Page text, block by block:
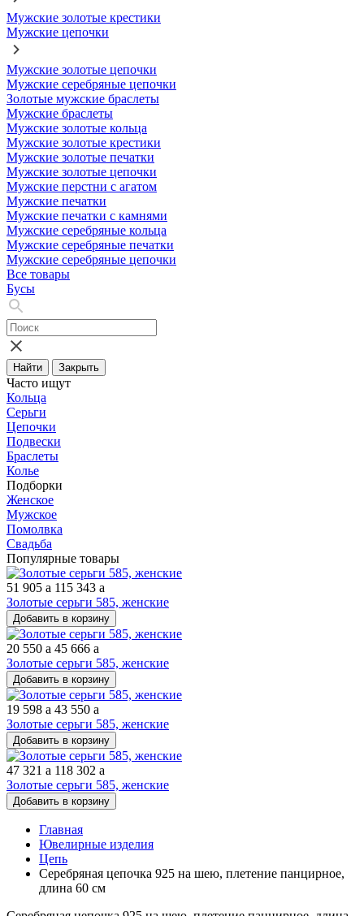
Мужские золотые крестики
Мужские цепочки
Мужские золотые цепочки
Мужские серебряные цепочки
Золотые мужские браслеты
Мужские браслеты
Мужские золотые кольца
Мужские золотые крестики
Мужские золотые печатки
Мужские золотые цепочки
Мужские перстни с агатом
Мужские печатки
Мужские печатки с камнями
Мужские серебряные кольца
Мужские серебряные печатки
Мужские серебряные цепочки
Все товары
Бусы
Найти Закрыть
Часто ищут
Кольца
Серьги
Цепочки
Подвески
Браслеты
Колье
Подборки
Женское
Мужское
Помолвка
Свадьба
Популярные товары
51 905 a 115 343 a
Золотые серьги 585, женские
Добавить в корзину
20 550 a 45 666 a
Золотые серьги 585, женские
Добавить в корзину
19 598 a 43 550 a
Золотые серьги 585, женские
Добавить в корзину
47 321 a 118 302 a
Золотые серьги 585, женские
Добавить в корзину
Главная
Ювелирные изделия
Цепь
Серебряная цепочка 925 на шею, плетение панцирное,
длина 60 см